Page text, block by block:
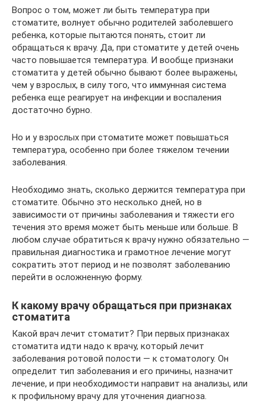
Вопрос о том, может ли быть температура при
стоматите, волнует обычно родителей заболевшего
ребенка, которые пытаются понять, стоит ли
обращаться к врачу. Да, при стоматите у детей очень
часто повышается температура. И вообще признаки
стоматита у детей обычно бывают более выражены,
чем у взрослых, в силу того, что иммунная система
ребенка еще реагирует на инфекции и воспаления
достаточно бурно.
Но и у взрослых при стоматите может повышаться
температура, особенно при более тяжелом течении
заболевания.
Необходимо знать, сколько держится температура при
стоматите. Обычно это несколько дней, но в
зависимости от причины заболевания и тяжести его
течения это время может быть меньше или больше. В
любом случае обратиться к врачу нужно обязательно —
правильная диагностика и грамотное лечение могут
сократить этот период и не позволят заболеванию
перейти в осложненную форму.
К какому врачу обращаться при признаках
стоматита
Какой врач лечит стоматит? При первых признаках
стоматита идти надо к врачу, который лечит
заболевания ротовой полости — к стоматологу. Он
определит тип заболевания и его причины, назначит
лечение, и при необходимости направит на анализы, или
к профильному врачу для уточнения диагноза.